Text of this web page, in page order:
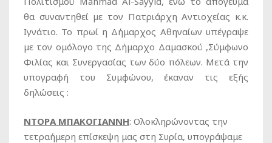
θα συναντηθεί με τον Πατριάρχη Αντιοχείας κ.κ.
Ιγνάτιο. Το πρωί η Δήμαρχος Αθηναίων υπέγραψε
με τον ομόλογο της Δήμαρχο Δαμασκού ,Σύμφωνο
Φιλίας και Συνεργασίας των δύο πόλεων. Μετά την
υπογραφή του Συμφώνου, έκαναν τις εξής
δηλώσεις :
ΝΤΟΡΑ ΜΠΑΚΟΓΙΑΝΝΗ: Ολοκληρώνοντας την
τετραήμερη επίσκεψη μας στη Συρία, υπογράψαμε